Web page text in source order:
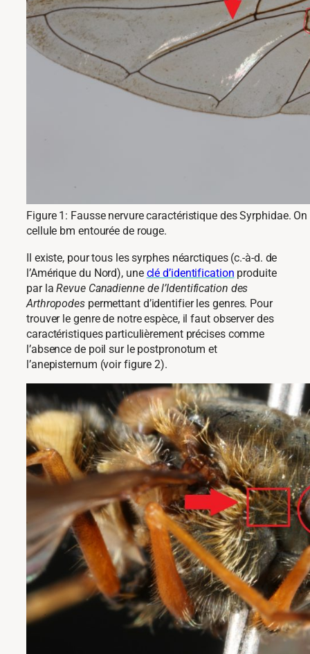
Figure 1: Fausse nervure caractéristique des Syrphidae.
cellule bm entourée de rouge.
Il existe, pour tous les syrphes néarctiques (c.-à-d. de
l’Amérique du Nord), une clé d’identification produite
par laRevue Canadienne de l’Identification des
Arthropodespermettant d’identifier les genres. Pour
trouver le genre de notre espèce, il faut observer des
caractéristiques particulièrement précises comme
l’absence de poil sur le postpronotum et
l’anepisternum (voir figure 2).